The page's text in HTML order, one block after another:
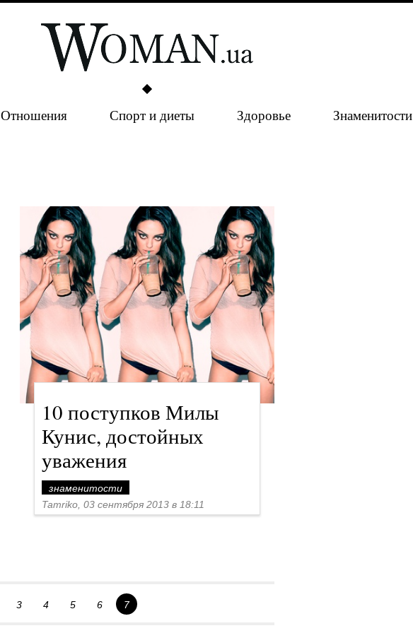
Отношения Спорт и диеты Здоровье Знаменитости
10 поступков Милы
Кунис, достойных
уважения
знаменитости
Tamriko, 03 сентября 2013 в 18:11
3 4 5 6 7